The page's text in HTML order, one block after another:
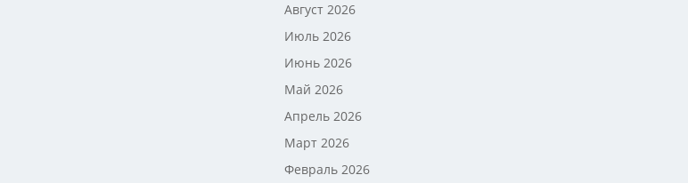
Август 2026
Июль 2026
Июнь 2026
Май 2026
Апрель 2026
Март 2026
Февраль 2026